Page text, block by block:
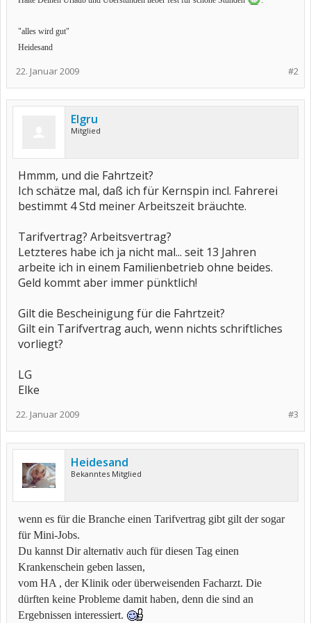
"alles wird gut"
Heidesand
#2
22. Januar 2009
Elgru
Mitglied
Hmmm, und die Fahrtzeit?
Ich schätze mal, daß ich für Kernspin incl. Fahrerei
bestimmt 4 Std meiner Arbeitszeit bräuchte.
Tarifvertrag? Arbeitsvertrag?
Letzteres habe ich ja nicht mal... seit 13 Jahren
arbeite ich in einem Familienbetrieb ohne beides.
Geld kommt aber immer pünktlich!
Gilt die Bescheinigung für die Fahrtzeit?
Gilt ein Tarifvertrag auch, wenn nichts schriftliches
vorliegt?
LG
Elke
#3
22. Januar 2009
Heidesand
Bekanntes Mitglied
wenn es für die Branche einen Tarifvertrag gibt gilt der sogar
für Mini-Jobs.
Du kannst Dir alternativ auch für diesen Tag einen
Krankenschein geben lassen,
vom HA , der Klinik oder überweisenden Facharzt. Die
dürften keine Probleme damit haben, denn die sind an
Ergebnissen interessiert.